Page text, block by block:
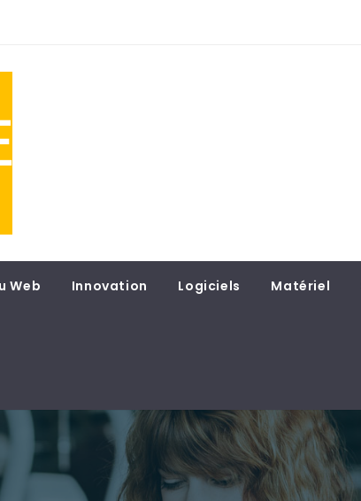
Web Innovation Logiciels Matériel